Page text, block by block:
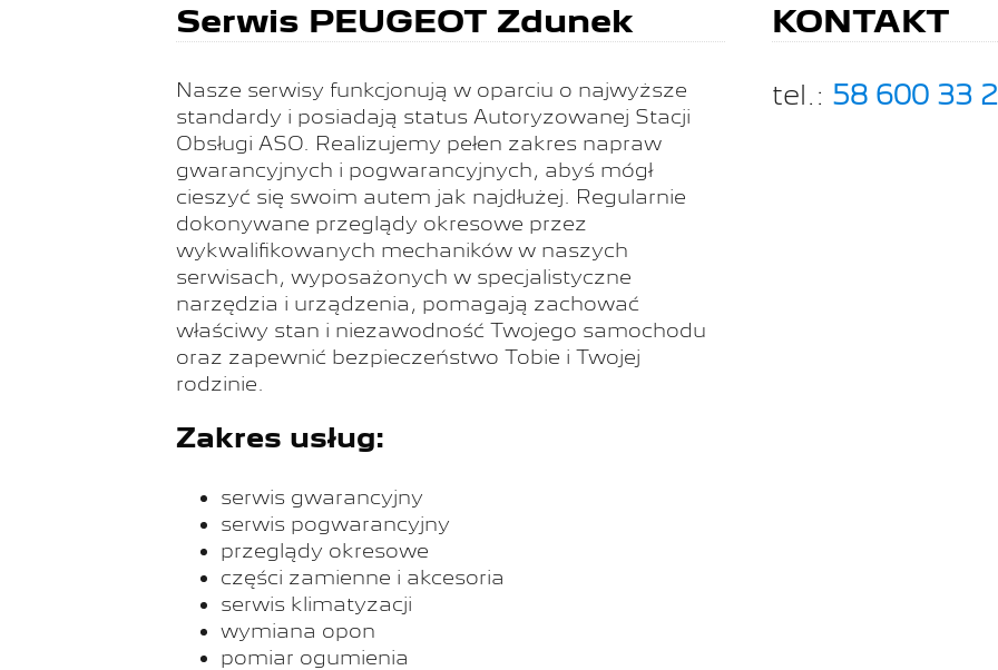
Serwis PEUGEOT Zdunek
Nasze serwisy funkcjonują w oparciu o najwyższe
standardy i posiadają status Autoryzowanej Stacji
Obsługi ASO. Realizujemy pełen zakres napraw
gwarancyjnych i pogwarancyjnych, abyś mógł
cieszyć się swoim autem jak najdłużej. Regularnie
dokonywane przeglądy okresowe przez
wykwalifikowanych mechaników w naszych
serwisach, wyposażonych w specjalistyczne
narzędzia i urządzenia, pomagają zachować
właściwy stan i niezawodność Twojego samochodu
oraz zapewnić bezpieczeństwo Tobie i Twojej
rodzinie.
Zakres usług:
serwis gwarancyjny
serwis pogwarancyjny
przeglądy okresowe
części zamienne i akcesoria
serwis klimatyzacji
wymiana opon
pomiar ogumienia
KONTAKT
tel.: 58 600 33